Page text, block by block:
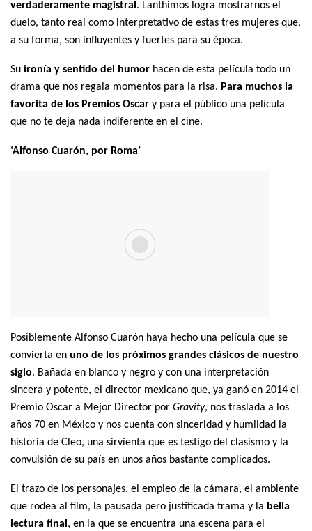
verdaderamente magistral . Lanthimos logra mostrarnos el
duelo, tanto real como interpretativo de estas tres mujeres que,
a su forma, son influyentes y fuertes para su época.
Su ironía y sentido del humor hacen de esta película todo un
drama que nos regala momentos para la risa. Para muchos la
favorita de los Premios Oscar y para el público una película
que no te deja nada indiferente en el cine.
‘Alfonso Cuarón, por Roma’
Posiblemente Alfonso Cuarón haya hecho una película que se
convierta en uno de los próximos grandes clásicos de nuestro
siglo. Bañada en blanco y negro y con una interpretación
sincera y potente, el director mexicano que, ya ganó en 2014 el
Premio Oscar a Mejor Director por Gravity, nos traslada a los
años 70 en México y nos cuenta con sinceridad y humildad la
historia de Cleo, una sirvienta que es testigo del clasismo y la
convulsión de su país en unos años bastante complicados.
El trazo de los personajes, el empleo de la cámara, el ambiente
que rodea al film, la pausada pero justificada trama y la bella
lectura final , en la que se encuentra una escena para el